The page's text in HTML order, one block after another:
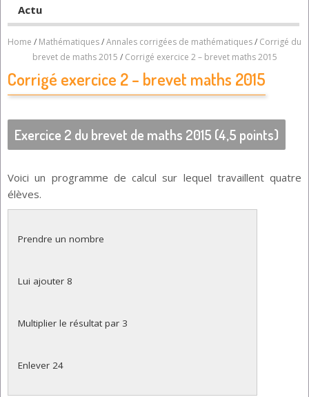
Actu
Home / Mathématiques/Annales corrigées de mathématiques/ Corrigé du
brevet de maths 2015 / Corrigé exercice 2 – brevet maths 2015
Corrigé exercice 2 – brevet maths 2015
Exercice 2 du brevet de maths 2015 (4,5 points)
Voici un programme de calcul sur lequel travaillent quatre
élèves.
Prendre un nombre
Lui ajouter 8
Multiplier le résultat par 3
Enlever 24